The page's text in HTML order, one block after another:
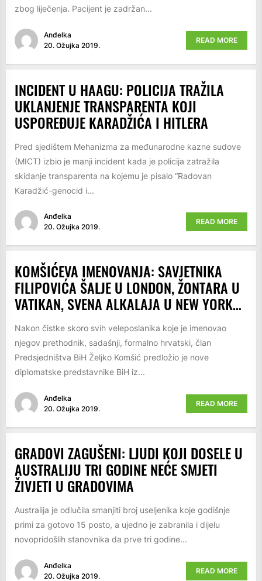
zbog liječenja. Pacijent je zadržan...
Anđelka
20. Ožujka 2019.
READ MORE
INCIDENT U HAAGU: POLICIJA TRAŽILA
UKLANJENJE TRANSPARENTA KOJI
USPOREĐUJE KARADŽIĆA I HITLERA
Pred sjedištem Mehanizma za međunarodne kazne sudove
(MICT) izbio je manji incident kada je policija zatražila
skidanje transparenta na kojemu je pisalo “Radovan
Karadžić-genocid i...
Anđelka
20. Ožujka 2019.
READ MORE
KOMŠIĆEVA IMENOVANJA: SAVJETNIKA
FILIPOVIĆA ŠALJE U LONDON, ŽONTARA U
VATIKAN, SVENA ALKALAJA U NEW YORK…
Nakon čistke skoro svih veleposlanika koje je imenovao
njegov prethodnik, sadašnji, formalno hrvatski, član
Predsjedništva BiH Željko Komšić predložio je nove
diplomatske predstavnike BiH iz...
Anđelka
20. Ožujka 2019.
READ MORE
GRADOVI ZAGUŠENI: LJUDI KOJI DOSELE U
AUSTRALIJU TRI GODINE NEĆE SMJETI
ŽIVJETI U GRADOVIMA
Australija je odlučila smanjiti broj useljenika koje godišnje
primi za gotovo 15 posto, a ujedno je zabranila i dijelu
novopridošlih stanovnika da prve tri godine...
Anđelka
20. Ožujka 2019.
READ MORE